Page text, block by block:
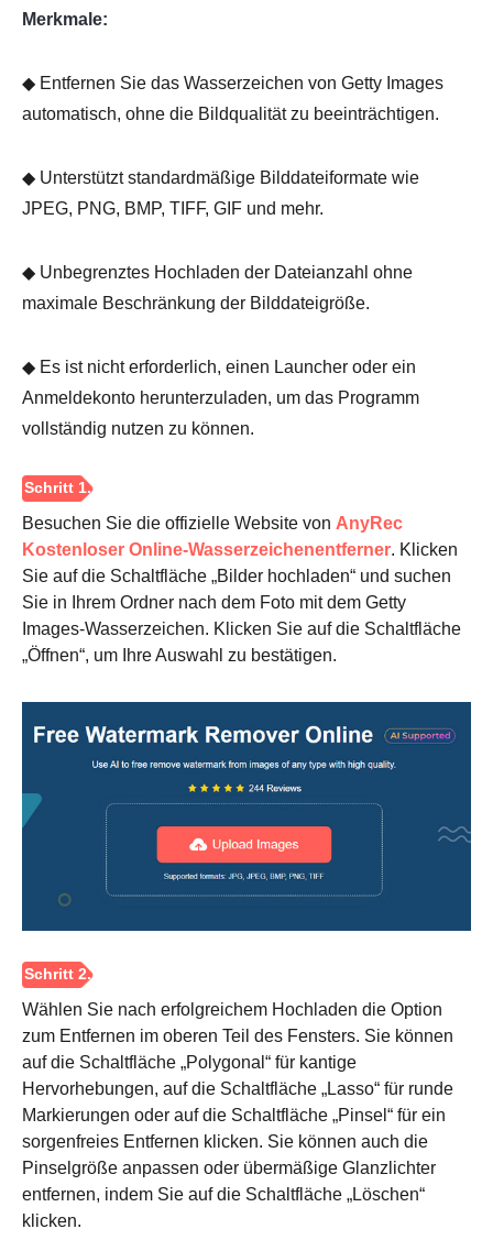
Merkmale:
◆ Entfernen Sie das Wasserzeichen von Getty Images
automatisch, ohne die Bildqualität zu beeinträchtigen.
◆ Unterstützt standardmäßige Bilddateiformate wie
JPEG, PNG, BMP, TIFF, GIF und mehr.
◆ Unbegrenztes Hochladen der Dateianzahl ohne
maximale Beschränkung der Bilddateigröße.
◆ Es ist nicht erforderlich, einen Launcher oder ein
Anmeldekonto herunterzuladen, um das Programm
vollständig nutzen zu können.
Schritt 1.
Besuchen Sie die offizielle Website von AnyRec
Kostenloser Online-Wasserzeichenentferner. Klicken
Sie auf die Schaltfläche „Bilder hochladen“ und suchen
Sie in Ihrem Ordner nach dem Foto mit dem Getty
Images-Wasserzeichen. Klicken Sie auf die Schaltfläche
„Öffnen“, um Ihre Auswahl zu bestätigen.
Wählen Sie nach erfolgreichem Hochladen die Option
zum Entfernen im oberen Teil des Fensters. Sie können
auf die Schaltfläche „Polygonal“ für kantige
Hervorhebungen, auf die Schaltfläche „Lasso“ für runde
Markierungen oder auf die Schaltfläche „Pinsel“ für ein
sorgenfreies Entfernen klicken. Sie können auch die
Pinselgröße anpassen oder übermäßige Glanzlichter
entfernen, indem Sie auf die Schaltfläche „Löschen“
klicken.